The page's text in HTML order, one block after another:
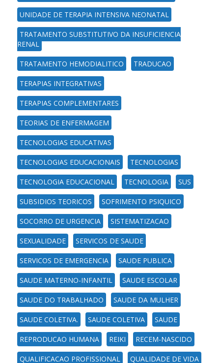
UNIDADE DE TERAPIA INTENSIVA NEONATAL
TRATAMENTO SUBSTITUTIVO DA INSUFICIENCIA
RENAL
TRATAMENTO HEMODIALITICO TRADUCAO
TERAPIAS INTEGRATIVAS
TERAPIAS COMPLEMENTARES
TEORIAS DE ENFERMAGEM
TECNOLOGIAS EDUCATIVAS
TECNOLOGIAS EDUCACIONAIS TECNOLOGIAS
TECNOLOGIA EDUCACIONAL TECNOLOGIA SUS
SUBSIDIOS TEORICOS SOFRIMENTO PSIQUICO
SOCORRO DE URGENCIA SISTEMATIZACAO
SEXUALIDADE SERVICOS DE SAUDE
SERVICOS DE EMERGENCIA SAUDE PUBLICA
SAUDE MATERNO-INFANTIL SAUDE ESCOLAR
SAUDE DO TRABALHADO SAUDE DA MULHER
SAUDE COLETIVA. SAUDE COLETIVA SAUDE
REPRODUCAO HUMANA REIKI RECEM-NASCIDO
QUALIFICACAO PROFISSIONAL QUALIDADE DE VIDA